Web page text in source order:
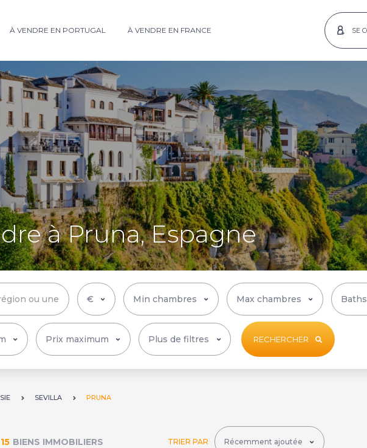
À VENDRE EN PORTUGAL À VENDRE EN FRANCE SE
à Pruna, Espagne
Plus de filtres RECHERCHER
SEVILLA PRUNA
15 BIENS IMMOBILIERS TRIER PAR